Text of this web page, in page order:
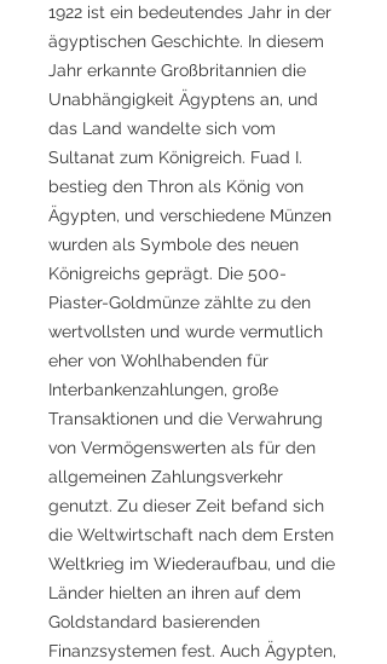
1922 ist ein bedeutendes Jahr in der
ägyptischen Geschichte. In diesem
Jahr erkannte Großbritannien die
Unabhängigkeit Ägyptens an, und
das Land wandelte sich vom
Sultanat zum Königreich. Fuad I.
bestieg den Thron als König von
Ägypten, und verschiedene Münzen
wurden als Symbole des neuen
Königreichs geprägt. Die 500-
Piaster-Goldmünze zählte zu den
wertvollsten und wurde vermutlich
eher von Wohlhabenden für
Interbankenzahlungen, große
Transaktionen und die Verwahrung
von Vermögenswerten als für den
allgemeinen Zahlungsverkehr
genutzt. Zu dieser Zeit befand sich
die Weltwirtschaft nach dem Ersten
Weltkrieg im Wiederaufbau, und die
Länder hielten an ihren auf dem
Goldstandard basierenden
Finanzsystemen fest. Auch Ägypten,